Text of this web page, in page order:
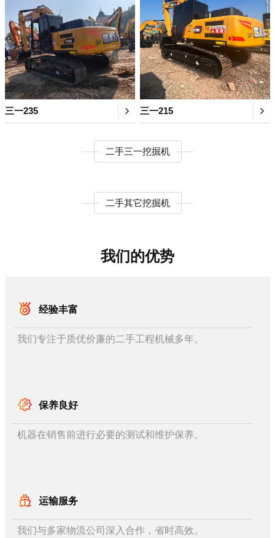
三一235 三一215
二手三一挖掘机
二手其它挖掘机
我们的优势
经验丰富
我们专注于质优价廉的二手工程机械多年。
保养良好
机器在销售前进行必要的测试和维护保养。
运输服务
我们与多家物流公司深入合作，省时高效。